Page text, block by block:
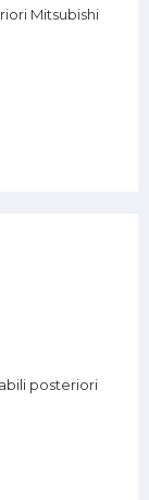
Mitsubishi
posteriori